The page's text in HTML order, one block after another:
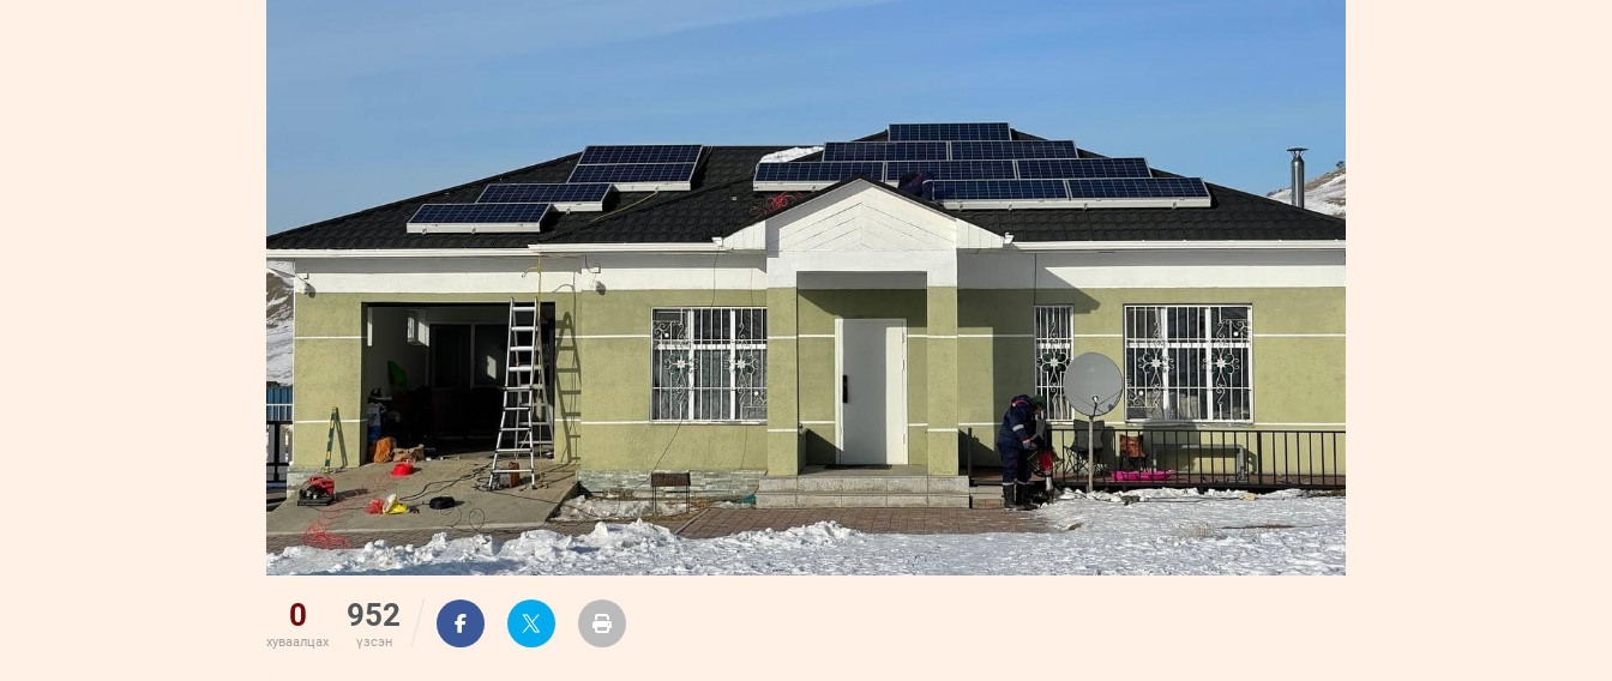
0
хуваалцах
952
үзсэн